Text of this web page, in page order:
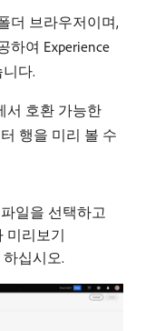
더 브라우저이며,
하여 Experience
다.
서 호환 가능한
행을 미리 볼 수
일을 선택하고
미리보기
십시오.